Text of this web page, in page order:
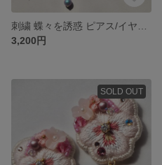
3,200円
SOLD OUT